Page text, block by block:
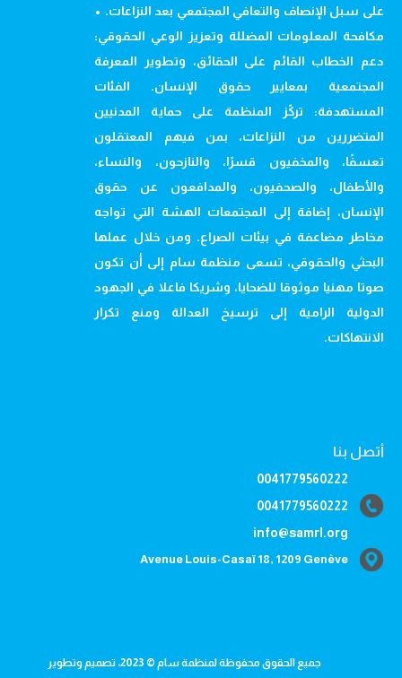
على سبل الإنصاف والتعافي المجتمعي بعد النزاعات. •
مكافحة المعلومات المضللة وتعزيز الوعي الحقوقي:
دعم الخطاب القائم على الحقائق، وتطوير المعرفة
المجتمعية بمعايير حقوق الإنسان. الفئات
المستهدفة: تركّز المنظمة على حماية المدنيين
المتضررين من النزاعات، بمن فيهم المعتقلون
تعسفًا، والمخفيون قسرًا، والنازحون، والنساء،
والأطفال، والصحفيون، والمدافعون عن حقوق
الإنسان، إضافة إلى المجتمعات الهشة التي تواجه
مخاطر مضاعفة في بيئات الصراع. ومن خلال عملها
البحثي والحقوقي، تسعى منظمة سام إلى أن تكون
صوتا مهنيا موثوقا للضحايا، وشريكا فاعلا في الجهود
الدولية الرامية إلى ترسيخ العدالة ومنع تكرار
الانتهاكات.
أتصل بنا
0041779560222
0041779560222
info@samrl.org
Avenue Louis-Casaï 18, 1209 Genève
جميع الحقوق محفوظة لمنظمة سام © 2023، تصميم وتطوير